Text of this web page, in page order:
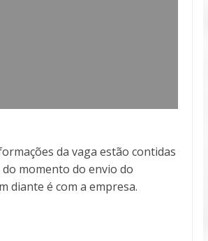
da vaga estão contidas
momento do envio do
diante é com a empresa.